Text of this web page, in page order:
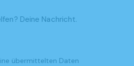
übermittelten Daten